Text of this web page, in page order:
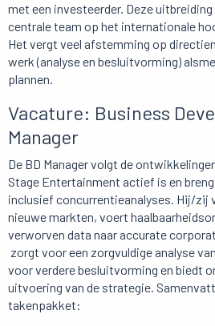
met een investeerder. Deze
centrale team op het internationale
Het vergt veel afstemming op
werk (analyse en besluitvorming)
plannen.
Vacature: Business
Manager
De BD Manager volgt de
Stage Entertainment actief is en
inclusief concurrentieanalyses. Hij/zij
nieuwe markten, voert
verworven data naar accurate
zorgt voor een zorgvuldige analyse
voor verdere besluitvorming en biedt
uitvoering van de strategie.
takenpakket: